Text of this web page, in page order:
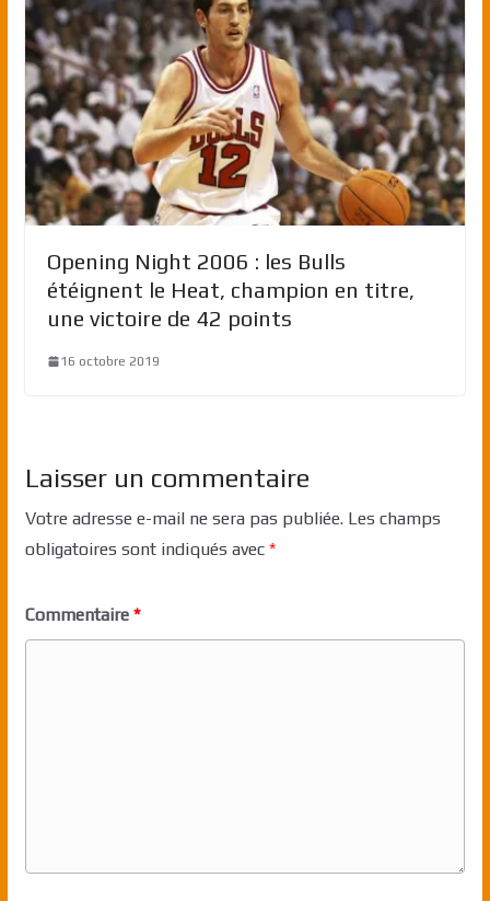
Opening Night 2006 : les Bulls
étéignent le Heat, champion en titre,
une victoire de 42 points
16 octobre 2019
Laisser un commentaire
Votre adresse e-mail ne sera pas publiée. Les champs
obligatoires sont indiqués avec *
Commentaire *